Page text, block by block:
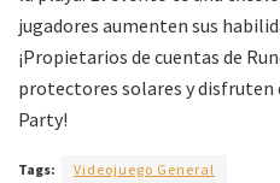
jugadores aumenten sus
¡Propietarios de cuentas de
protectores solares y disfruten
Party!
Tags: Videojuego General